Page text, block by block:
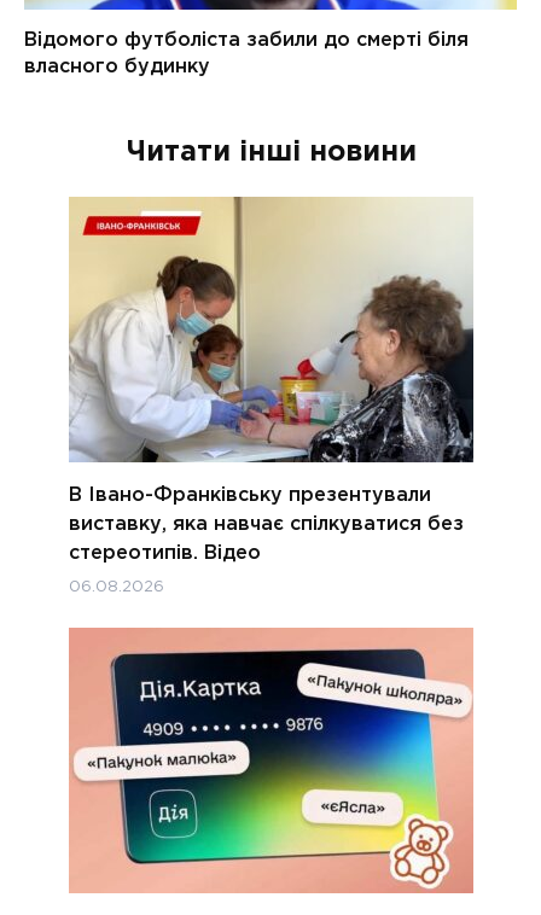
Читати інші новини
В Івано-Франківську презентували
виставку, яка навчає спілкуватися без
стереотипів. Відео
06.08.2026